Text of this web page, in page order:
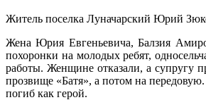
Житель поселка Луначарский Юрий
Жена Юрия Евгеньевича, Балзия
похоронки на молодых ребят,
работы. Женщине отказали, а супругу
прозвище «Батя», а потом на
погиб как герой.